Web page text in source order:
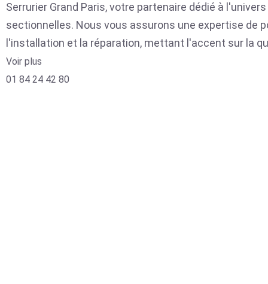
Serrurier Grand Paris, votre partenaire dédié à
sectionnelles. Nous vous assurons une expertise de
l'installation et la réparation, mettant l'accent sur la
Voir plus
01 84 24 42 80